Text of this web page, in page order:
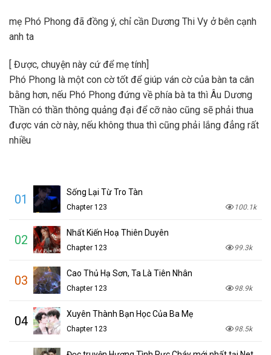
mẹ Phó Phong đã đồng ý, chỉ cần Dương Thi Vy ở bên cạnh
anh ta
[ Được, chuyện này cứ để mẹ tính]
Phó Phong là một con cờ tốt để giúp ván cờ của bàn ta cân
bằng hơn, nếu Phó Phong đứng về phía bà ta thì Âu Dương
Thần có thần thông quảng đại để cỡ nào cũng sẽ phải thua
được ván cờ này, nếu không thua thì cũng phải lắng đẳng rất
nhiều
01 Sống Lại Từ Tro Tàn
Chapter 123 100.1k
02 Nhất Kiến Hoạ Thiên Duyên
Chapter 123 99.3k
03 Cao Thủ Hạ Sơn, Ta Là Tiên Nhân
Chapter 123 98.9k
04 Xuyên Thành Bạn Học Của Ba Mẹ
Chapter 123 98.5k